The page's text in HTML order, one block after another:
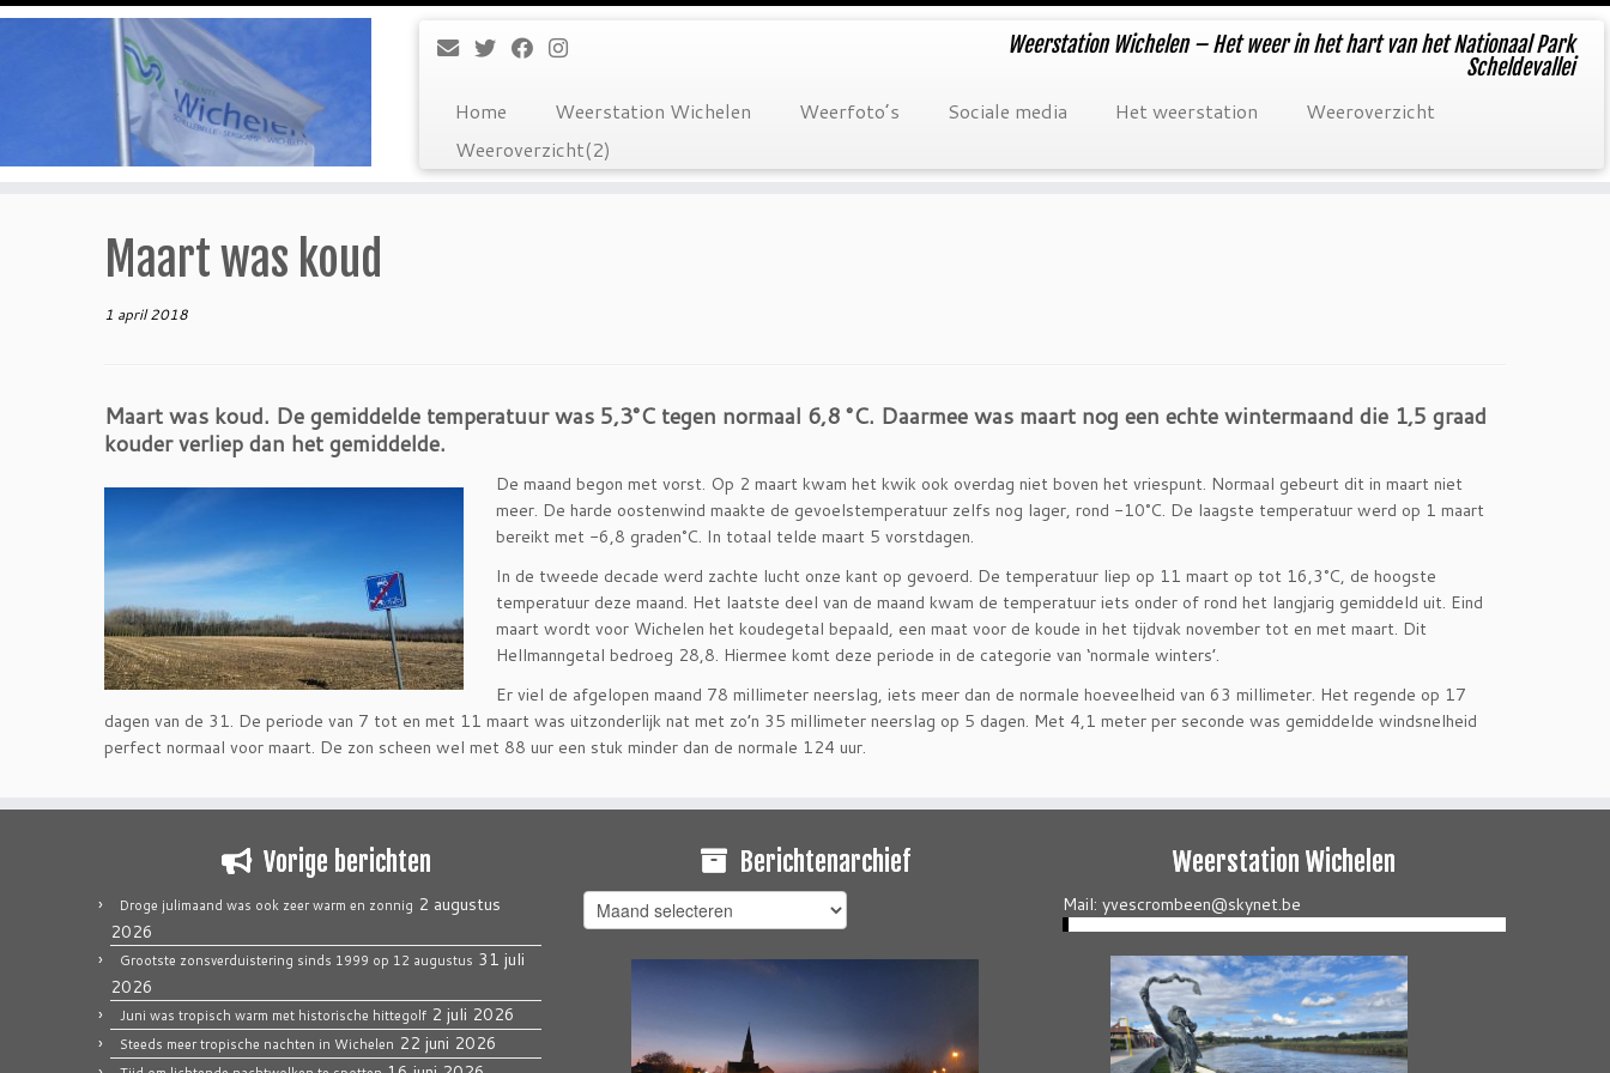
Ga
Weerstation Wichelen – Het weer in het hart van het Nationaal Park
Scheldevallei
Home Weerstation Wichelen Weerfoto’s Sociale media Het weerstation
Weeroverzicht
Weeroverzicht(2)
Maart was koud
1 april 2018
Maart was koud. De gemiddelde temperatuur was 5,3°C tegen normaal 6,8 °C. Daarmee was maart nog een echte wintermaand die 1,5 graad
kouder verliep dan het gemiddelde.
De maand begon met vorst. Op 2 maart kwam het kwik ook overdag niet boven het vriespunt. Normaal gebeurt dit in maart niet
meer. De harde oostenwind maakte de gevoelstemperatuur zelfs nog lager, rond -10°C. De laagste temperatuur werd op 1 maart
bereikt met -6,8 graden°C. In totaal telde maart 5 vorstdagen.
In de tweede decade werd zachte lucht onze kant op gevoerd. De temperatuur liep op 11 maart op tot 16,3°C, de hoogste
temperatuur deze maand. Het laatste deel van de maand kwam de temperatuur iets onder of rond het langjarig gemiddeld uit. Eind
maart wordt voor Wichelen het koudegetal bepaald, een maat voor de koude in het tijdvak november tot en met maart. Dit
Hellmanngetal bedroeg 28,8. Hiermee komt deze periode in de categorie van ‘normale winters’.
Er viel de afgelopen maand 78 millimeter neerslag, iets meer dan de normale hoeveelheid van 63 millimeter. Het regende op 17
dagen van de 31. De periode van 7 tot en met 11 maart was uitzonderlijk nat met zo’n 35 millimeter neerslag op 5 dagen. Met 4,1 meter per seconde was gemiddelde windsnelheid
perfect normaal voor maart. De zon scheen wel met 88 uur een stuk minder dan de normale 124 uur.
Vorige berichten
Droge julimaand was ook zeer warm en zonnig 2 augustus
2026
Grootste zonsverduistering sinds 1999 op 12 augustus 31 juli
2026
Juni was tropisch warm met historische hittegolf 2 juli 2026
Steeds meer tropische nachten in Wichelen 22 juni 2026
Berichtenarchief
Berichtenarchief
Weerstation Wichelen
Mail: yvescrombeen@skynet.be